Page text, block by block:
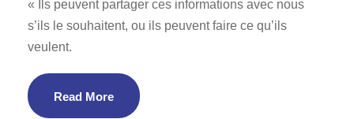
« Ils peuvent partager ces informations avec nous
s’ils le souhaitent, ou ils peuvent faire ce qu’ils
veulent.
Read More